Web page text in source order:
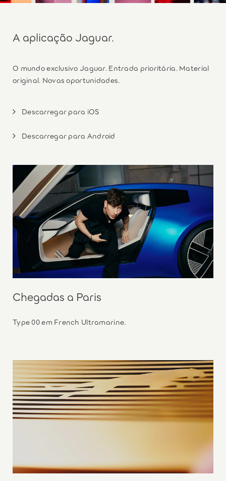
A aplicação Jaguar.
O mundo exclusivo Jaguar. Entrada prioritária. Material
original. Novas oportunidades.
Descarregar para iOS
Descarregar para Android
Chegadas a Paris
Type 00 em French Ultramarine.